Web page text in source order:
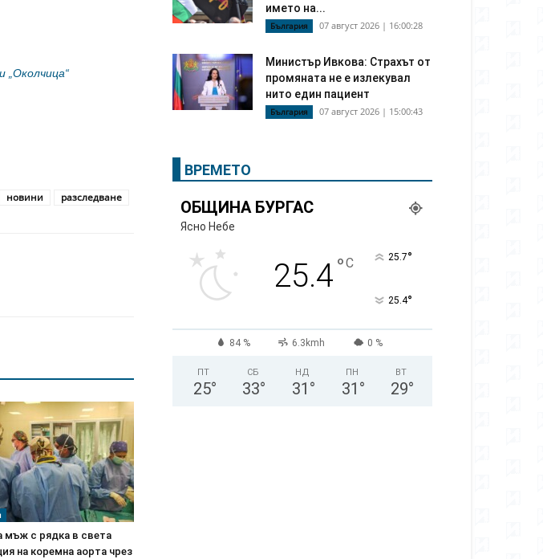
„Околчица“
новини разследване
мъж с рядка в света
на коремна аорта чрез
името на...
България 07 август 2026 | 16:00:28
Министър Ивкова: Страхът от
промяната не е излекувал
нито един пациент
България 07 август 2026 | 15:00:43
ВРЕМЕТО
ОБЩИНА БУРГАС
Ясно Небе
25.4°C 25.7°
25.4°
84 % 6.3kmh 0 %
ПТ
25°
СБ
33°
НД
31 °
ПН
31 °
ВТ
29°